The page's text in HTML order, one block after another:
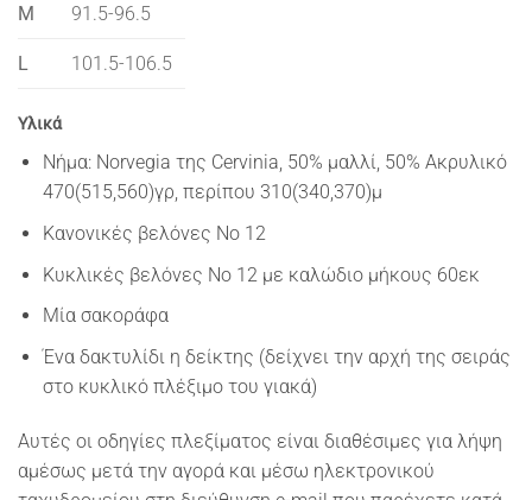
M 91.5-96.5
L 101.5-106.5
Υλικά
Νήμα: Norvegia της Cervinia, 50% μαλλί, 50% Ακρυλικό
470(515,560)γρ, περίπου 310(340,370)μ
Κανονικές βελόνες Νο 12
Κυκλικές βελόνες Νο 12 με καλώδιο μήκους 60εκ
Μία σακοράφα
Ένα δακτυλίδι η δείκτης (δείχνει την αρχή της σειράς
στο κυκλικό πλέξιμο του γιακά)
Αυτές οι οδηγίες πλεξίματος είναι διαθέσιμες για λήψη
αμέσως μετά την αγορά και μέσω ηλεκτρονικού